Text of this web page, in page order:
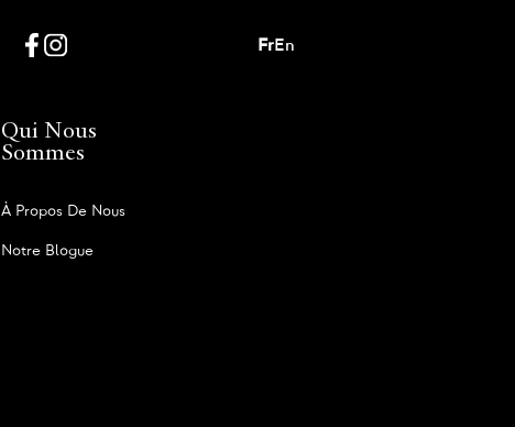
En
Fr
Qui Nous
Sommes
À Propos De Nous
Notre Blogue